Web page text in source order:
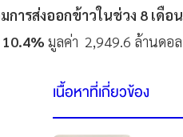
การส่งออกข้าวในช่วง 8 เดื
มูลค่า 2,949.6 ล้านดอ
เนื้อหาที่เกี่ยวข้อง